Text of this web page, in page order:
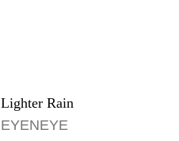
Lighter Rain
EYENEYE